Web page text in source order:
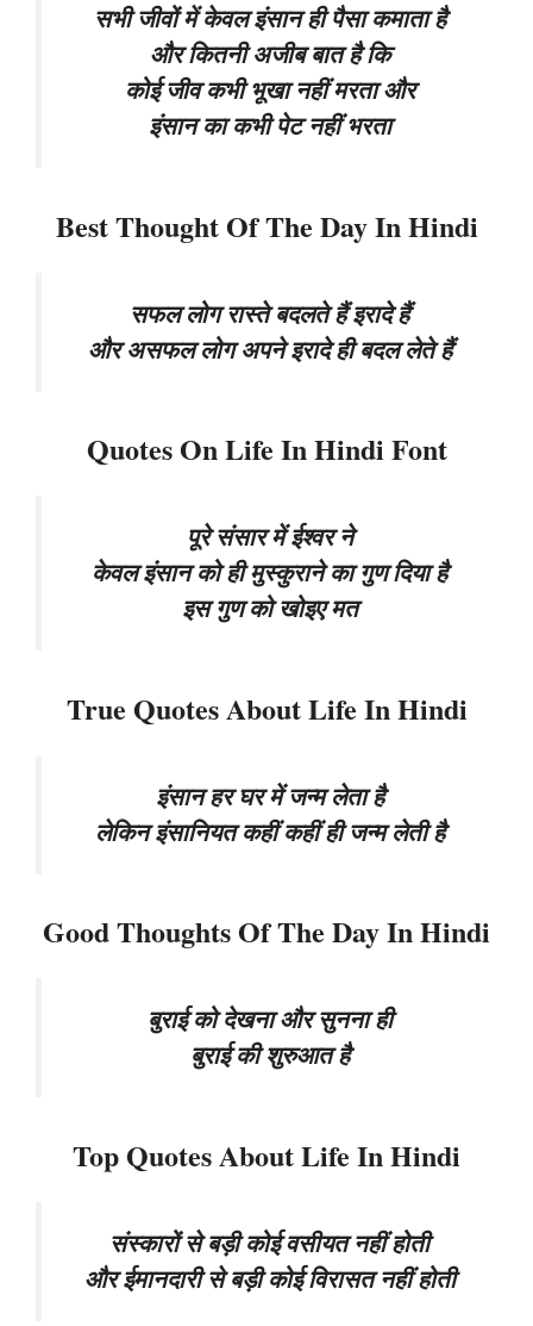
सभी जीवों में केवल इंसान ही पैसा कमाता है
और कितनी अजीब बात है कि
कोई जीव कभी भूखा नहीं मरता और
इंसान का कभी पेट नहीं भरता
Best Thought Of The Day In Hindi
सफल लोग रास्ते बदलते हैं इरादे हैं
और असफल लोग अपने इरादे ही बदल लेते हैं
Quotes On Life In Hindi Font
पूरे संसार में ईश्वर ने
केवल इंसान को ही मुस्कुराने का गुण दिया है
इस गुण को खोइए मत
True Quotes About Life In Hindi
इंसान हर घर में जन्म लेता है
लेकिन इंसानियत कहीं कहीं ही जन्म लेती है
Good Thoughts Of The Day In Hindi
बुराई को देखना और सुनना ही
बुराई की शुरुआत है
Top Quotes About Life In Hindi
संस्कारों से बड़ी कोई वसीयत नहीं होती
और ईमानदारी से बड़ी कोई विरासत नहीं होती